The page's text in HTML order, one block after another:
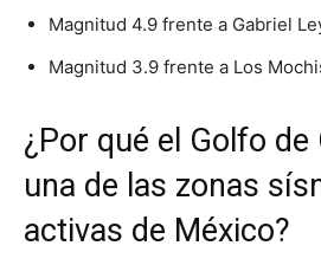
Magnitud 4.9 frente a Gabriel
Magnitud 3.9 frente a Los
¿Por qué el Golfo
una de las zonas
activas de México?